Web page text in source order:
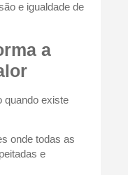
e igualdade de
a
quando existe
onde todas as
e